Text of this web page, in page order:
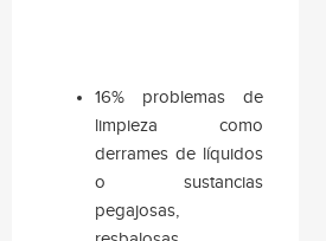
16% problemas de
limpieza como
derrames de líquidos
o sustancias
pegajosas,